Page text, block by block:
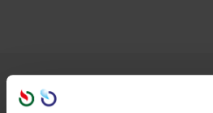
AJANKOHTAISTA